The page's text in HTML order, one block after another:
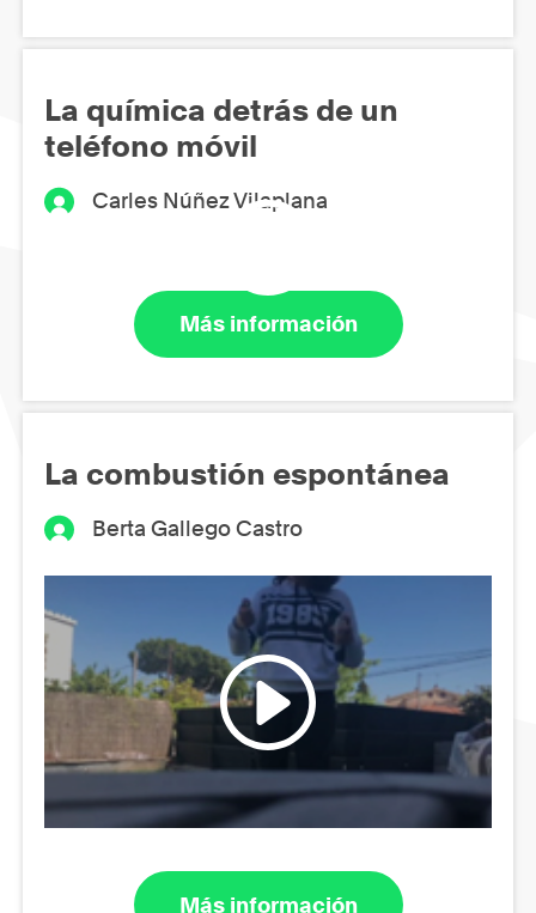
La química detrás de un
teléfono móvil
Carles Núñez Vilaplana
Más información
La combustión espontánea
Berta Gallego Castro
Más información